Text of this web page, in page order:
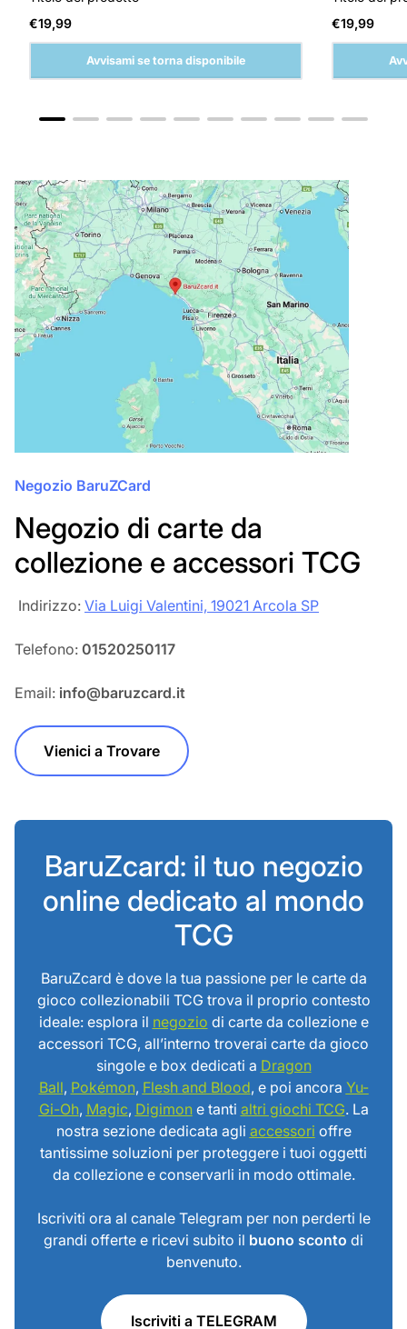
Prezzo
normale
€19,99
Avvisami se torna disponibile
Prezzo
normale
€19,99
Negozio BaruZCard
Negozio di carte da
collezione e accessori TCG
‎‎ Indirizzo: Via Luigi Valentini, 19021 Arcola SP
Telefono: 01520250117
Email: info@baruzcard.it
Vienici a Trovare
BaruZcard: il tuo negozio
online dedicato al mondo
TCG
BaruZcard è dove la tua passione per le carte da
gioco collezionabili TCG trova il proprio contesto
ideale: esplora il negozio di carte da collezione e
accessori TCG, all’interno troverai carte da gioco
singole e box dedicati a Dragon
Ball, Pokémon, Flesh and Blood, e poi ancora Yu-
Gi-Oh, Magic, Digimone tanti altri giochi TCG. La
nostra sezione dedicata agli accessori offre
tantissime soluzioni per proteggere i tuoi oggetti
da collezione e conservarli in modo ottimale.
Iscriviti ora al canale Telegram per non perderti le
grandi offerte e ricevi subito il buono sconto di
benvenuto.
Iscriviti a TELEGRAM